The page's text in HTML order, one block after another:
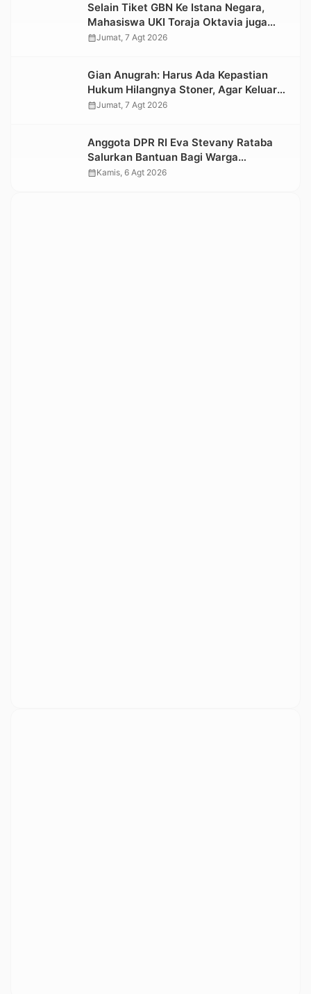
Selain Tiket GBN Ke Istana Negara,
Mahasiswa UKI Toraja Oktavia juga
Lolos ke Pekan Seni Mahasiswa
calendar_monthJumat, 7 Agt 2026
Gian Anugrah: Harus Ada Kepastian
Hukum Hilangnya Stoner, Agar Keluarga
tidak Larut dalam Trauma dan
calendar_monthJumat, 7 Agt 2026
Anggota DPR RI Eva Stevany Rataba
Salurkan Bantuan Bagi Warga
Terdampak Longsor di Buntu Pepasan
calendar_monthKamis, 6 Agt 2026